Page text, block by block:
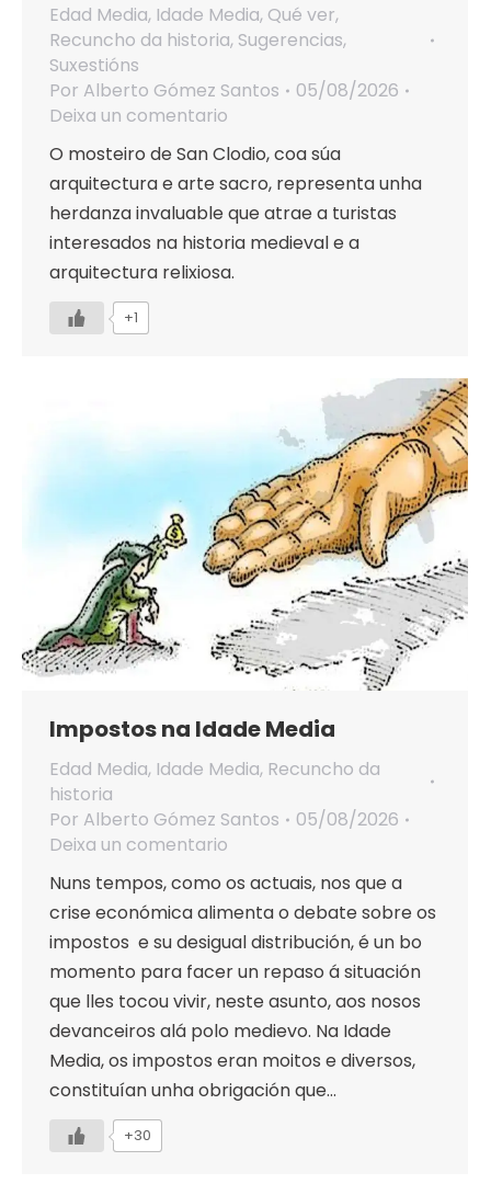
Edad Media, Idade Media, Qué ver,
Recuncho da historia, Sugerencias,
Suxestións
Por Alberto Gómez Santos
05/08/2026
Deixa un comentario
O mosteiro de San Clodio, coa súa
arquitectura e arte sacro, representa unha
herdanza invaluable que atrae a turistas
interesados na historia medieval e a
arquitectura relixiosa.
+1
Impostos na Idade Media
Edad Media, Idade Media, Recuncho da
historia
Por Alberto Gómez Santos
05/08/2026
Deixa un comentario
Nuns tempos, como os actuais, nos que a
crise económica alimenta o debate sobre os
impostos e su desigual distribución, é un bo
momento para facer un repaso á situación
que lles tocou vivir, neste asunto, aos nosos
devanceiros alá polo medievo. Na Idade
Media, os impostos eran moitos e diversos,
constituían unha obrigación que…
+30